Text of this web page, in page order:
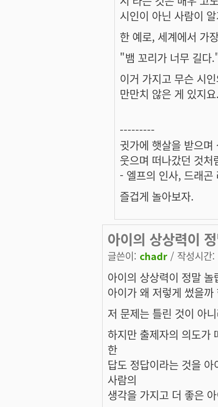
시인이 아닌 사람이
한 예로, 세계에서 가
"뱀 꼬리가 너무 길다
이거 가지고 무슨 시
만만치 않은 게 있지
---------
귓가에 햇살을 받으
웃으며 떠나갔던 것
- 엘프의 인사, 드래곤
즐겁게 놀아보자.
아이의 상상력이
글쓴이: chadr / 작성시간
아이의 상상력이 정말 놀
아이가 왜 저렇게 썼을
저 문제는 틀린 것이 아
하지만 출제자의 의도가
한
답도 정답이라는 것을
사람의
생각을 가지고 더 좋은